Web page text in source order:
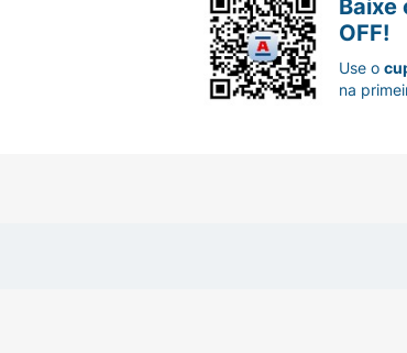
Baixe
OFF!
Use o
na